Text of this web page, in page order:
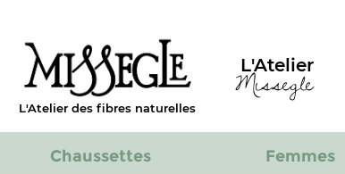
L'Atelier des fibres naturelles
L'Atelier
Missegle
Chaussettes Femmes